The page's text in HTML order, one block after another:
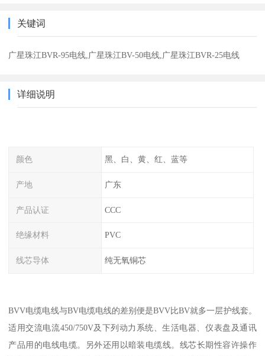
关键词
广星珠江BVR-95电线,广星珠江BV-50电线,广星珠江BVR-25电线
详细说明
颜色 黑、白、黄、红、蓝等
产地 广东
产品认证 CCC
绝缘材料 PVC
线芯导体 纯无氧铜芯
BVV电缆电线与BV电缆电线的差别便是BVV比BV就多一层护线套。
适用交流电流450/750V及下列动力系统、生活电器、仪表盘及通讯
产品用的电线电缆。另外还用以暗装电缆线。线芯长期性容许操作